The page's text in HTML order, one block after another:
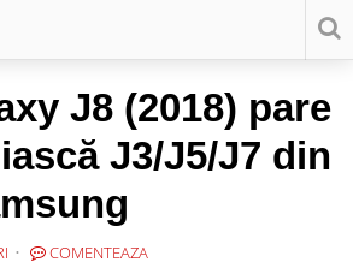
J8 (2018) pare
J3/J5/J7 din
COMENTEAZA